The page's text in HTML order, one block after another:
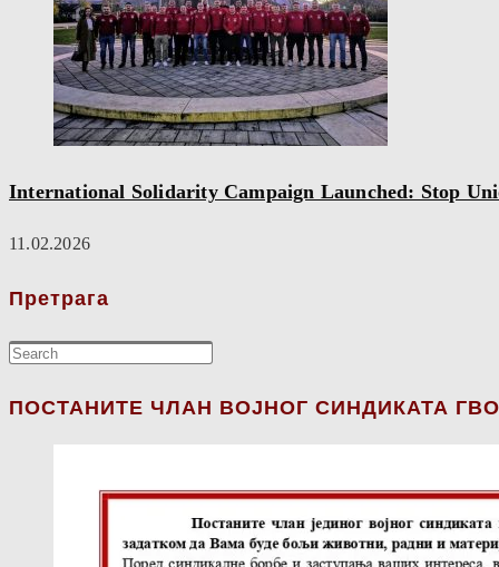
International Solidarity Campaign Launched: Stop
11.02.2026
Претрага
ПОСТАНИТЕ ЧЛАН ВОЈНОГ СИНДИКАТА